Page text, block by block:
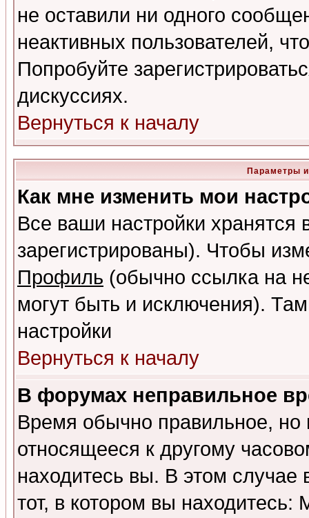
не оставили ни одного
неактивных пользователей,
Попробуйте
дискуссиях.
Вернуться к началу
Параметры
Как мне изменить мои
Все ваши настройки
зарегистрированы). Чтобы
Профиль (обычно ссылка на
могут быть и исключения).
настройки
Вернуться к началу
В форумах неправильное
Время обычно правильное,
относящееся к другому
находитесь вы. В этом
тот, в котором вы